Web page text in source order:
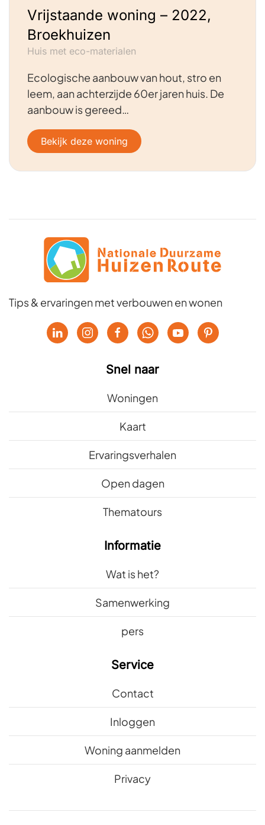
Vrijstaande woning – 2022,
Broekhuizen
Huis met eco-materialen
Ecologische aanbouw van hout, stro en
leem, aan achterzijde 60er jaren huis. De
aanbouw is gereed…
Bekijk deze woning
Tips & ervaringen met verbouwen en wonen
Snel naar
Woningen
Kaart
Ervaringsverhalen
Open dagen
Thematours
Informatie
Wat is het?
Samenwerking
pers
Service
Contact
Inloggen
Woning aanmelden
Privacy